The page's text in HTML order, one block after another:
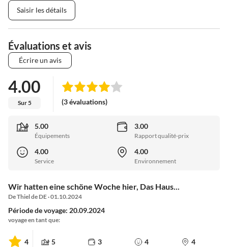
Saisir les détails
Évaluations et avis
Écrire un avis
4.00
Sur 5 (3 évaluations)
5.00
Équipements
3.00
Rapport qualité-prix
4.00
Service
4.00
Environnement
Wir hatten eine schöne Woche hier, Das Haus...
De Thiel de DE · 01.10.2024
Période de voyage: 20.09.2024
voyage en tant que:
4 5 3 4 4